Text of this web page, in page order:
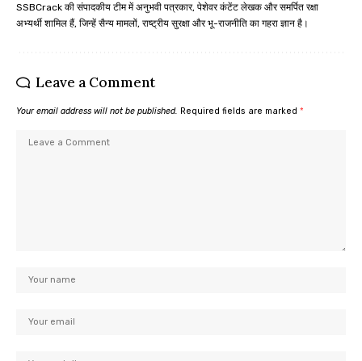
SSBCrack की संपादकीय टीम में अनुभवी पत्रकार, पेशेवर कंटेंट लेखक और समर्पित रक्षा
अभ्यर्थी शामिल हैं, जिन्हें सैन्य मामलों, राष्ट्रीय सुरक्षा और भू-राजनीति का गहरा ज्ञान है।
Leave a Comment
Your email address will not be published. Required fields are marked *